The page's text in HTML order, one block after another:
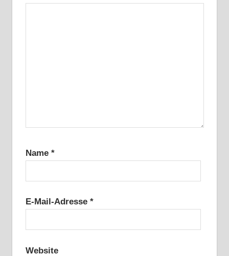
Name *
E-Mail-Adresse *
Website